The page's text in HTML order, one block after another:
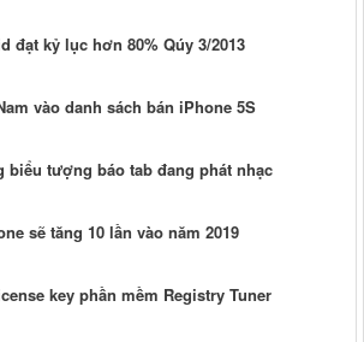
đạt kỷ lục hơn 80% Qúy 3/2013
vào danh sách bán iPhone 5S
biểu tượng báo tab đang phát nhạc
sẽ tăng 10 lần vào năm 2019
key phần mềm Registry Tuner